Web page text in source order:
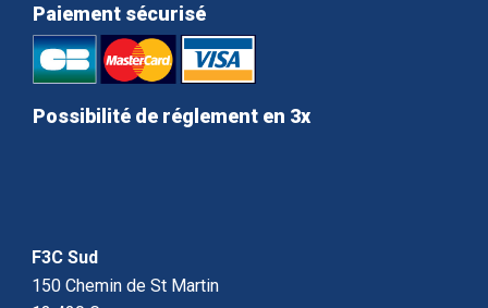
Paiement sécurisé
Possibilité de réglement en 3x
F3C Sud
150 Chemin de St Martin